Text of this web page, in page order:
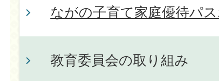
ながの子育て家庭優待パ
教育委員会の取り組み